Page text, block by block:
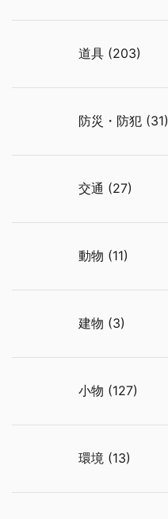
道具 (203)
防災・防犯 (31)
交通 (27)
動物 (11)
建物 (3)
小物 (127)
環境 (13)